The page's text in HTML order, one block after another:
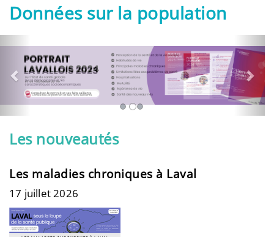
Données sur la population
Les nouveautés
Les maladies chroniques à Laval
17 juillet 2026